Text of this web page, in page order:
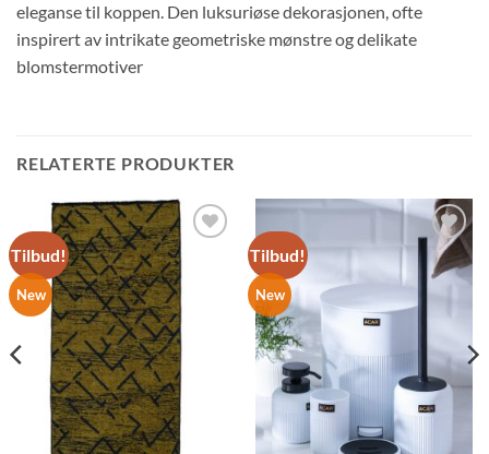
eleganse til koppen. Den luksuriøse dekorasjonen, ofte
inspirert av intrikate geometriske mønstre og delikate
blomstermotiver
RELATERTE PRODUKTER
Tilbud!
New
Legg til
ønskelisten
Tilbud!
New
Legg til
ønskelisten